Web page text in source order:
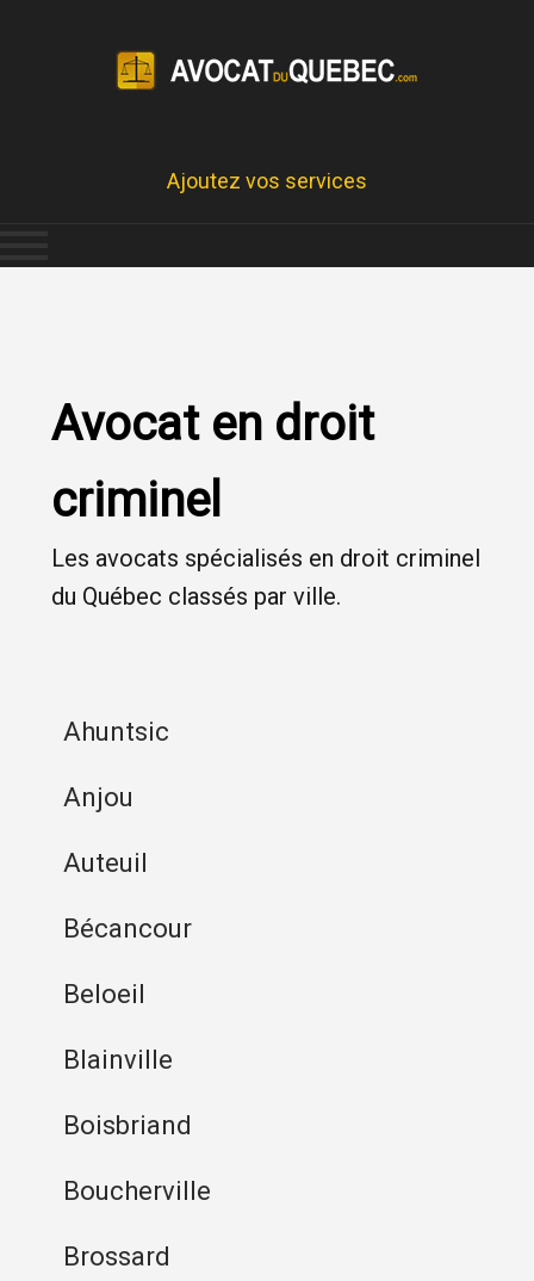
Ajoutez vos services
Avocat en droit
criminel
Les avocats spécialisés en droit criminel
du Québec classés par ville.
Ahuntsic
Anjou
Auteuil
Bécancour
Beloeil
Blainville
Boisbriand
Boucherville
Brossard